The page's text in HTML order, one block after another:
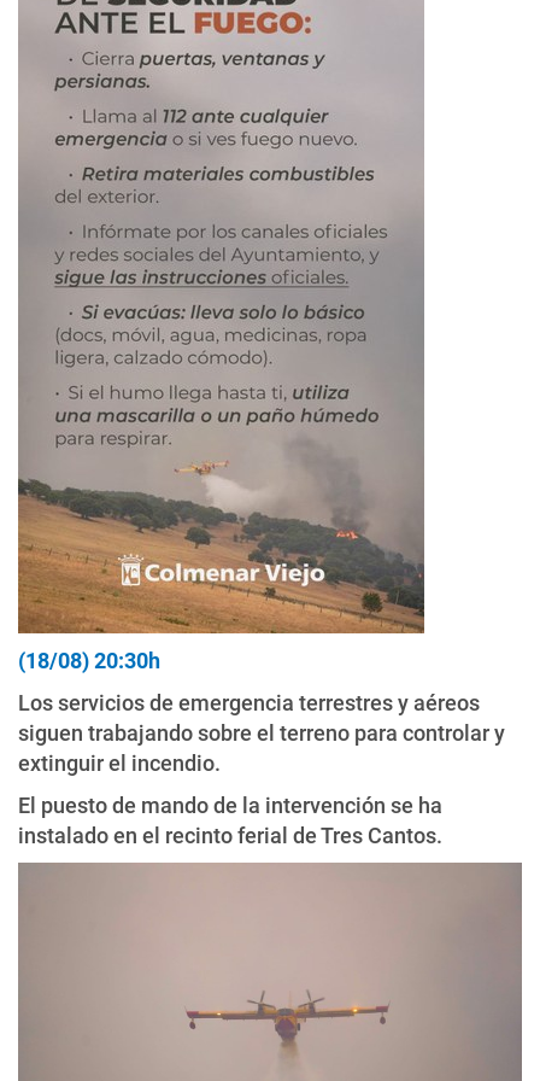
(18/08) 20:30h
Los servicios de emergencia terrestres y aéreos
siguen trabajando sobre el terreno para controlar y
extinguir el incendio.
El puesto de mando de la intervención se ha
instalado en el recinto ferial de Tres Cantos.